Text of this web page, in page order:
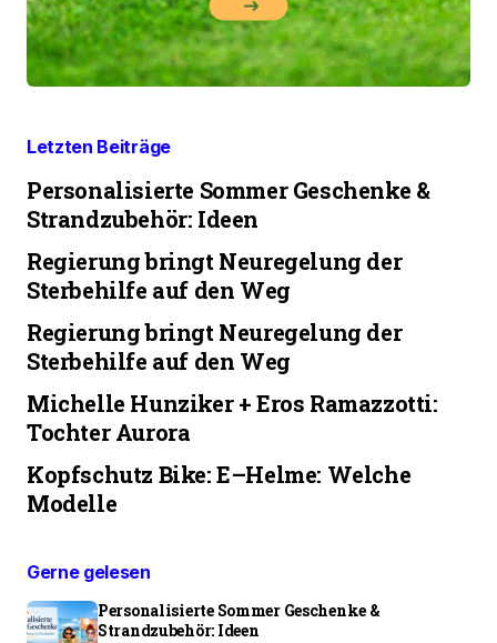
Letzten Beiträge
Personalisierte Sommer Geschenke &
Strandzubehör: Ideen
Regierung bringt Neuregelung der
Sterbehilfe auf den Weg
Regierung bringt Neuregelung der
Sterbehilfe auf den Weg
Michelle Hunziker + Eros Ramazzotti:
Tochter Aurora
Kopfschutz Bike: E–Helme: Welche
Modelle
Gerne gelesen
Personalisierte Sommer Geschenke &
Strandzubehör: Ideen